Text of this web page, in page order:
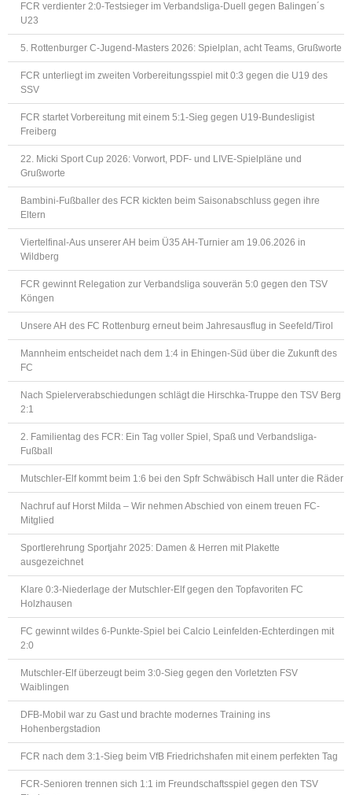
FCR verdienter 2:0-Testsieger im Verbandsliga-Duell gegen Balingen´s
U23
5. Rottenburger C-Jugend-Masters 2026: Spielplan, acht Teams, Grußworte
FCR unterliegt im zweiten Vorbereitungsspiel mit 0:3 gegen die U19 des
SSV
FCR startet Vorbereitung mit einem 5:1-Sieg gegen U19-Bundesligist
Freiberg
22. Micki Sport Cup 2026: Vorwort, PDF- und LIVE-Spielpläne und
Grußworte
Bambini-Fußballer des FCR kickten beim Saisonabschluss gegen ihre
Eltern
Viertelfinal-Aus unserer AH beim Ü35 AH-Turnier am 19.06.2026 in
Wildberg
FCR gewinnt Relegation zur Verbandsliga souverän 5:0 gegen den TSV
Köngen
Unsere AH des FC Rottenburg erneut beim Jahresausflug in Seefeld/Tirol
Mannheim entscheidet nach dem 1:4 in Ehingen-Süd über die Zukunft des
FC
Nach Spielerverabschiedungen schlägt die Hirschka-Truppe den TSV Berg
2:1
2. Familientag des FCR: Ein Tag voller Spiel, Spaß und Verbandsliga-
Fußball
Mutschler-Elf kommt beim 1:6 bei den Spfr Schwäbisch Hall unter die Räder
Nachruf auf Horst Milda – Wir nehmen Abschied von einem treuen FC-
Mitglied
Sportlerehrung Sportjahr 2025: Damen & Herren mit Plakette
ausgezeichnet
Klare 0:3-Niederlage der Mutschler-Elf gegen den Topfavoriten FC
Holzhausen
FC gewinnt wildes 6-Punkte-Spiel bei Calcio Leinfelden-Echterdingen mit
2:0
Mutschler-Elf überzeugt beim 3:0-Sieg gegen den Vorletzten FSV
Waiblingen
DFB-Mobil war zu Gast und brachte modernes Training ins
Hohenbergstadion
FCR nach dem 3:1-Sieg beim VfB Friedrichshafen mit einem perfekten Tag
FCR-Senioren trennen sich 1:1 im Freundschaftsspiel gegen den TSV